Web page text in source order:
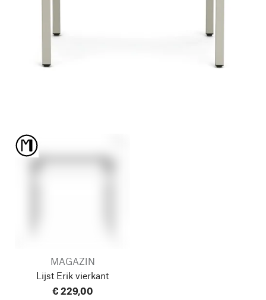
MAGAZIN
Lijst Erik vierkant
€ 229,00